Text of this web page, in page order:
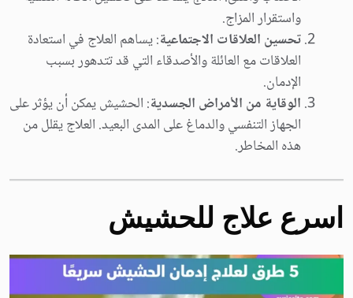
واستقرار المزاج.
تحسين العلاقات الاجتماعية: يساهم العلاج في استعادة
العلاقات مع العائلة والأصدقاء التي قد تتدهور بسبب
الإدمان.
الوقاية من الأمراض الجسدية: الحشيش يمكن أن يؤثر على
الجهاز التنفسي والدماغ على المدى البعيد. العلاج يقلل من
هذه المخاطر.
اسرع علاج للحشيش